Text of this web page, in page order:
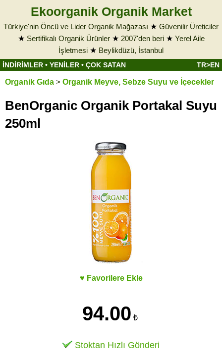
Ekoorganik Organik Market
Türkiye'nin Öncü ve Lider Organik Mağazası ★ Güvenilir Üreticiler
★ Sertifikalı Organik Ürünler★ 2007'den beri★ Yerel Aile
İşletmesi ★ Beylikdüzü, İstanbul
İNDİRİMLER • YENİLER • ÇOK SATAN TR>EN
Organik Gıda > Organik Meyve, Sebze Suyu ve İçecekler
BenOrganic Organik Portakal Suyu
250ml
♥ Favorilere Ekle
94.00 ₺
Stoktan Hızlı Gönderi